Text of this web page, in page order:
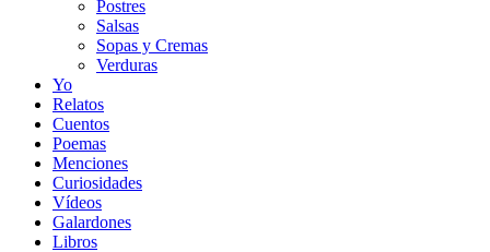
Postres
Salsas
Sopas y Cremas
Verduras
Yo
Relatos
Cuentos
Poemas
Menciones
Curiosidades
Vídeos
Galardones
Libros